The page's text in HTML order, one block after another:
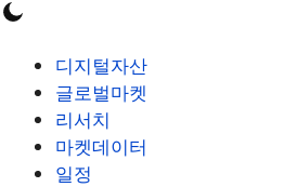
디지털자산
글로벌마켓
리서치
마켓데이터
일정